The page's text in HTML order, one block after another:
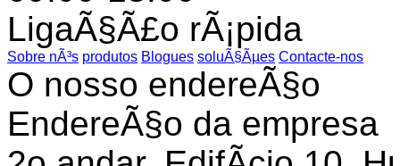
LigaÃ§Ã£o rÃ¡pida
Sobre nÃ³s produtos Blogues soluÃ§Ãµes Contacte-nos
O nosso endereÃ§o
EndereÃ§o da empresa